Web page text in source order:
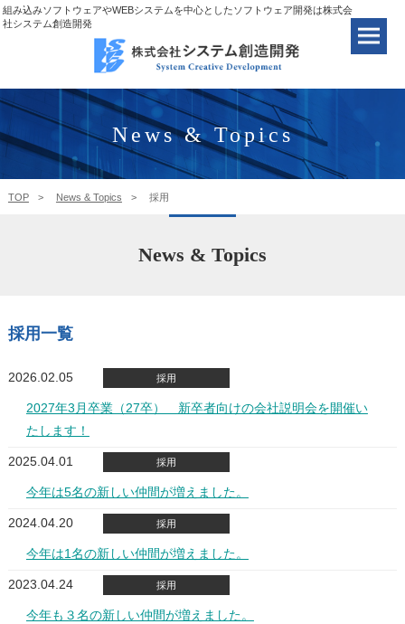
組み込みソフトウェアやWEBシステムを中心としたソフトウェア開発は株式会
社システム創造開発
News & Topics
TOP News & Topics 採用
News & Topics
採用一覧
2026.02.05 採用
2027年3月卒業（27卒） 新卒者向けの会社説明会を開催い
たします！
2025.04.01 採用
今年は5名の新しい仲間が増えました。
2024.04.20 採用
今年は1名の新しい仲間が増えました。
2023.04.24 採用
今年も３名の新しい仲間が増えました。